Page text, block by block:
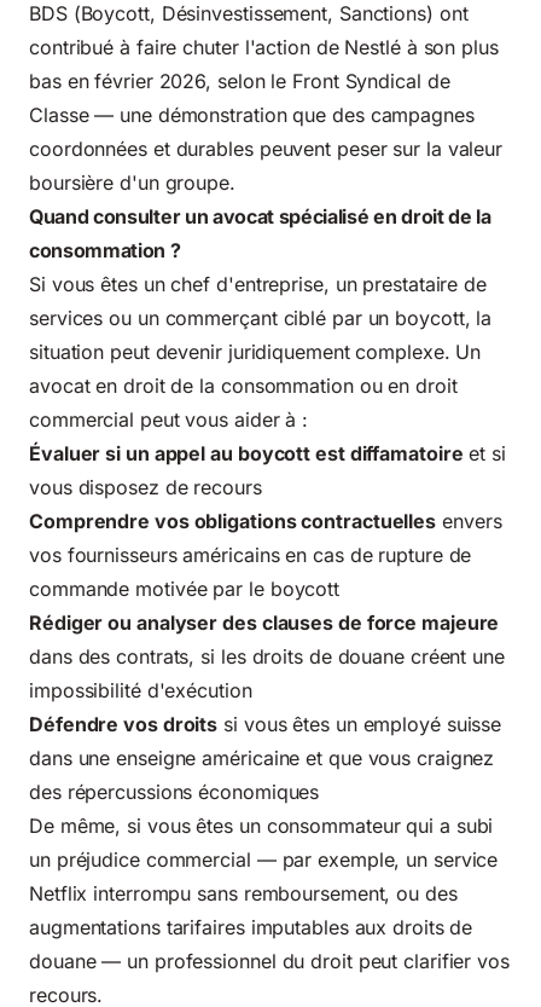
BDS (Boycott, Désinvestissement, Sanctions) ont
contribué à faire chuter l'action de Nestlé à son plus
bas en février 2026, selon le Front Syndical de
Classe — une démonstration que des campagnes
coordonnées et durables peuvent peser sur la valeur
boursière d'un groupe.
Quand consulter un avocat spécialisé en droit de la
consommation ?
Si vous êtes un chef d'entreprise, un prestataire de
services ou un commerçant ciblé par un boycott, la
situation peut devenir juridiquement complexe. Un
avocat en droit de la consommation ou en droit
commercial peut vous aider à :
Évaluer si un appel au boycott est diffamatoire et si
vous disposez de recours
Comprendre vos obligations contractuelles envers
vos fournisseurs américains en cas de rupture de
commande motivée par le boycott
Rédiger ou analyser des clauses de force majeure
dans des contrats, si les droits de douane créent une
impossibilité d'exécution
Défendre vos droits si vous êtes un employé suisse
dans une enseigne américaine et que vous craignez
des répercussions économiques
De même, si vous êtes un consommateur qui a subi
un préjudice commercial — par exemple, un service
Netflix interrompu sans remboursement, ou des
augmentations tarifaires imputables aux droits de
douane — un professionnel du droit peut clarifier vos
recours.